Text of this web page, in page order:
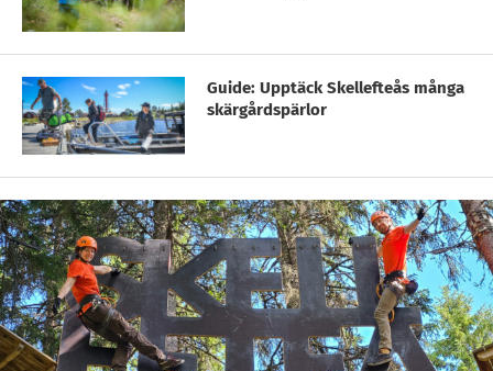
Guide: Upptäck Skellefteås många
skärgårdspärlor